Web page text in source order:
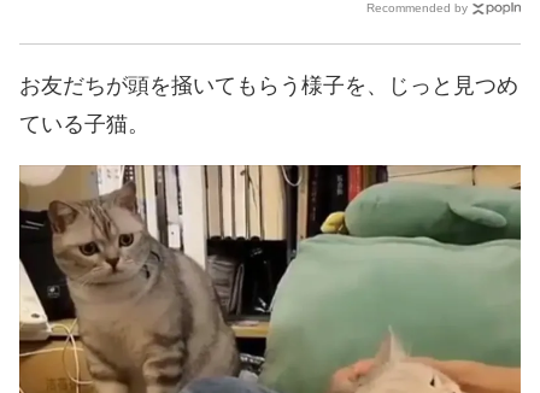
Recommended by
お友だちが頭を掻いてもらう様子を、じっと見つめ
ている子猫。